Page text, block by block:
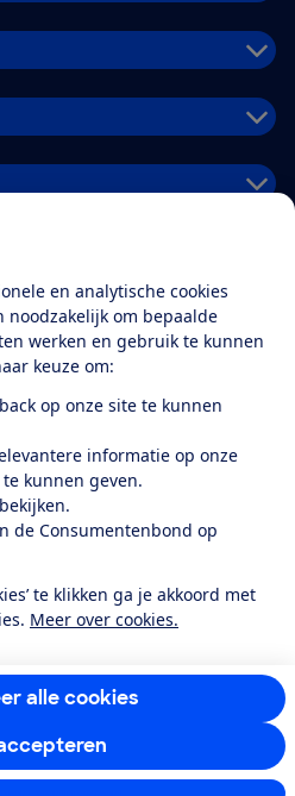
en analytische cookies
noodzakelijk om bepaalde
werken en gebruik te kunnen
keuze om:
op onze site te kunnen
informatie op onze
kunnen geven.
de Consumentenbond op
te klikken ga je akkoord met
Meer over cookies.
alle cookies
de
Privacyverklaring
nieuws
TwitterInstagram
YoutubeLinkedIn
de Consumentenbondmet gemiddeld